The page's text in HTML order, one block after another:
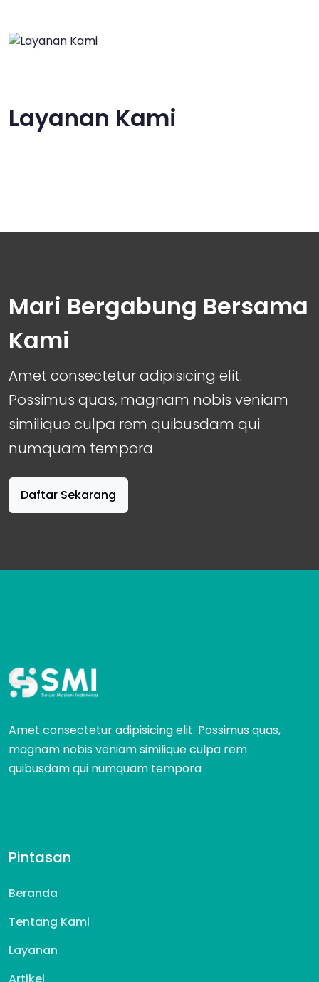
Layanan Kami
Mari Bergabung Bersama
Kami
Amet consectetur adipisicing elit.
Possimus quas, magnam nobis veniam
similique culpa rem quibusdam qui
numquam tempora
Daftar Sekarang
Amet consectetur adipisicing elit. Possimus quas,
magnam nobis veniam similique culpa rem
quibusdam qui numquam tempora
Pintasan
Beranda
Tentang Kami
Layanan